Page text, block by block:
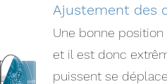
Ajustement des
Une bonne
et il est donc
puissent se